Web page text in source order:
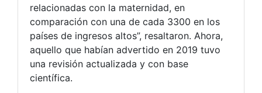
relacionadas con la maternidad, en
comparación con una de cada 3300 en los
países de ingresos altos”, resaltaron. Ahora,
aquello que habían advertido en 2019 tuvo
una revisión actualizada y con base
científica.